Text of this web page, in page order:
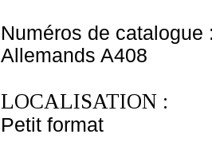
Numéros de catalogue
Allemands A408
LOCALISATION :
Petit format